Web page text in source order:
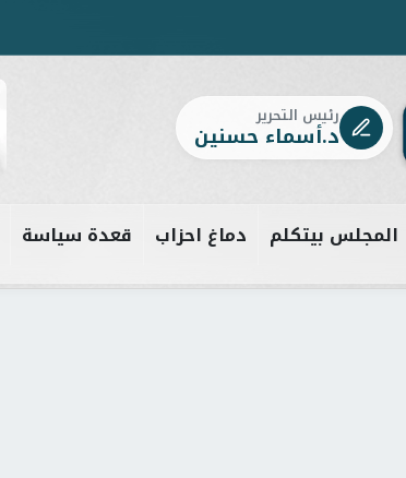
رئيس التحرير
د.أسماء حسنين
المجلس بيتكلم دماغ احزاب قعدة سياسة